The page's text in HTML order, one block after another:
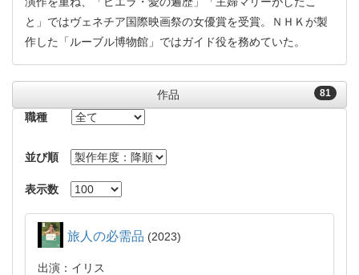
と」ではヴェネチア国際映画祭の女優賞を受賞。ＮＨＫが製
作した「ルーブル博物館」ではガイド役を務めていた。
81
作品
職種
並び順
表示数
旅人の必需品 2023
出演：イリス